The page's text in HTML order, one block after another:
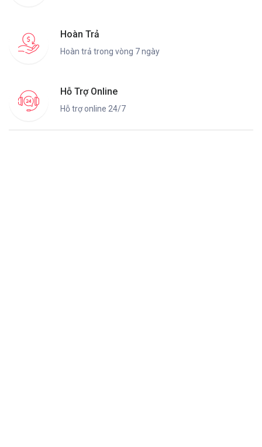
Hoàn Trả
Hoàn trả trong vòng 7 ngày
Hỗ Trợ Online
Hỗ trợ online 24/7